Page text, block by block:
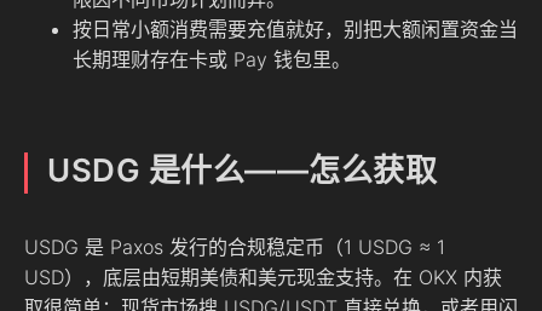
按日常小额消费需要充值就好，别把大额闲置资金当
长期理财存在卡或 Pay 钱包里。
USDG 是什么——怎么获取
USDG 是 Paxos 发行的合规稳定币（1 USDG ≈ 1
USD），底层由短期美债和美元现金支持。在 OKX 内获